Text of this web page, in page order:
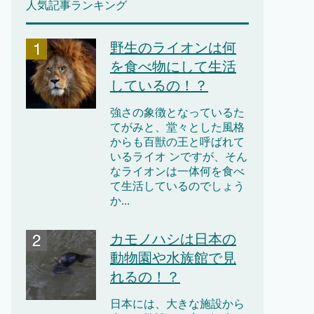
人気記事ランキング
野生のライオンは何
を食べ物にして生活
しているの！？
強さの象徴となっているた
てがみと、堂々とした風格
からも百獣の王と呼ばれて
いるライオ ンですが、そん
なライオンは一体何を食べ
て生活しているのでしょう
か...
カモノハシは日本の
動物園や水族館で見
れるの！？
日本には、大きな施設から